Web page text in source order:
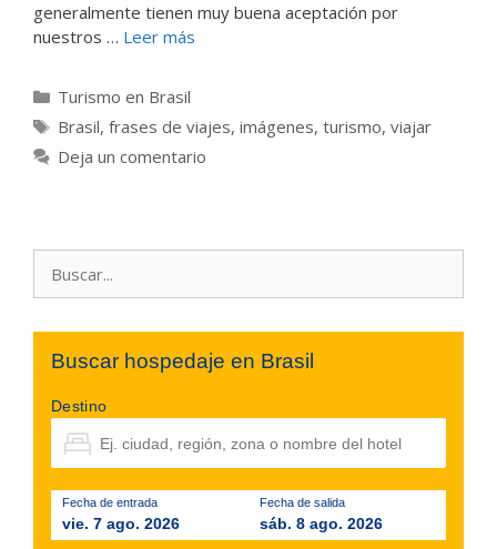
generalmente tienen muy buena aceptación por
nuestros … Leer más
Categorías
Turismo en Brasil
Etiquetas
Brasil, frases de viajes, imágenes, turismo, viajar
Deja un comentario
Buscar hospedaje en Brasil
Destino
Fecha de entrada
vie. 7 ago. 2026
Fecha de salida
sáb. 8 ago. 2026